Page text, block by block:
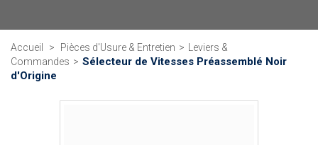
Accueil > Pièces d'Usure & Entretien >
Leviers &
Commandes > Sélecteur de Vitesses Préassemblé Noir
d'Origine